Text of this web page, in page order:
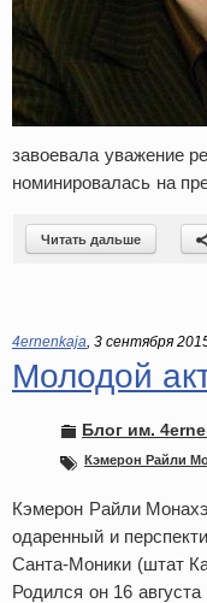
завоевала уважение
номинировалась на
Читать дальше
4ernenkaja, 3 сентября
Молодой
Блог им.
Кэмерон Райли
Кэмерон Райли
одаренный и
Санта-Моники (штат
Родился он 16